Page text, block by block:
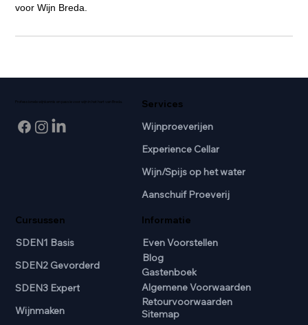
voor Wijn Breda.
Professionele wijnkennis en passie voor wijn in het hart van Breda.
Cursussen
SDEN1 Basis
SDEN2 Gevorderd
SDEN3 Expert
Wijnmaken
Services
Wijnproeverijen
Experience Cellar
Wijn/Spijs op het water
Aanschuif Proeverij
Informatie
Even Voorstellen
Blog
Gastenboek
Algemene Voorwaarden
Retourvoorwaarden
Sitemap